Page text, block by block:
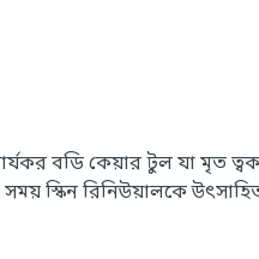
বডি কেয়ার টুল যা মৃত
স্কিন রিনিউয়ালকে